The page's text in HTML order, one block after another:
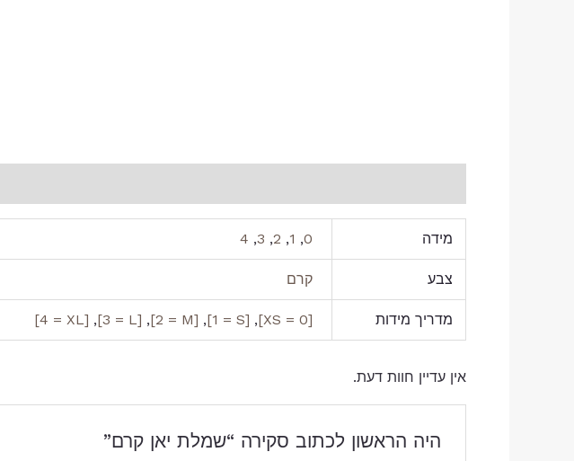
מידה 0
,
1
,
2
,
3
,
4
צבע קרם
מדריך מידות [0 = XS]
,
[1 = S]
,
[2 = M]
,
[3 = L]
,
[4 = XL]
אין עדיין חוות דעת.
היה הראשון לכתוב סקירה “שמלת יאן קרם”